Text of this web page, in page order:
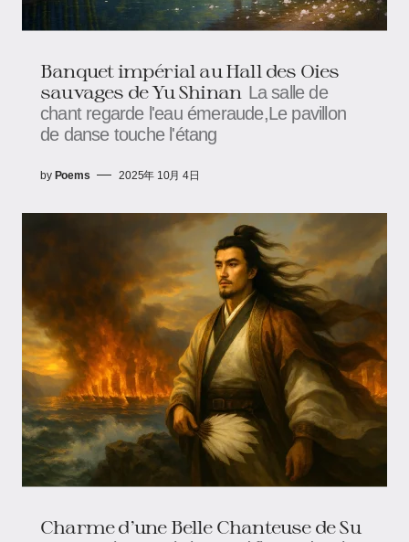
Banquet impérial au Hall des Oies
sauvages de Yu Shinan La salle de
chant regarde l'eau émeraude,Le pavillon
de danse touche l'étang
by Poems 2025年 10月 4日
Charme d’une Belle Chanteuse de Su